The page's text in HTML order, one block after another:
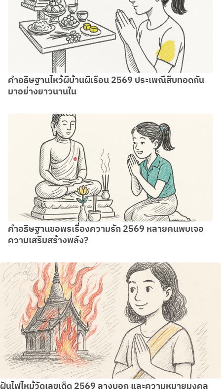
คำอธิษฐานไหว้ผีบ้านผีเรือน 2569 ประเพณีสืบทอดกัน
มาอย่างยาวนานใน
คำอธิษฐานขอพรเรื่องความรัก 2569 หลายคนพบเจอ
ความเสริมสร้างพลัง?